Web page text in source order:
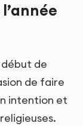
de
de faire
intention et